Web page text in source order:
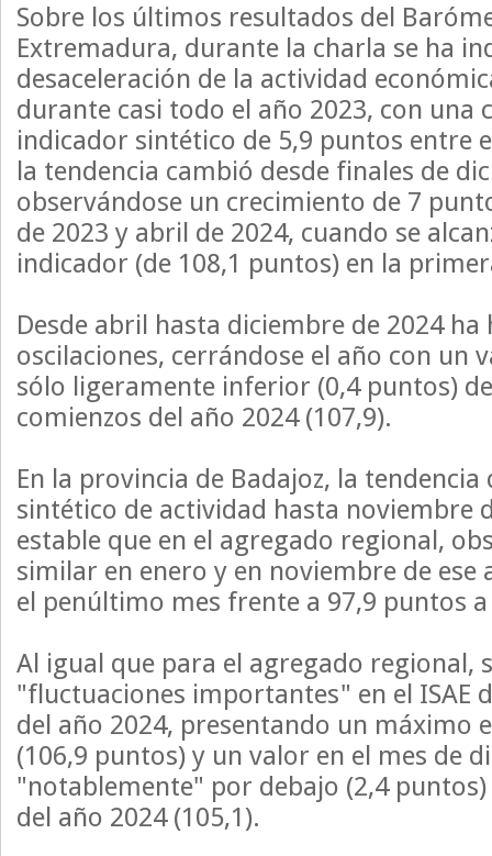
Sobre los últimos resultados del
Extremadura, durante la charla se ha
desaceleración de la actividad
durante casi todo el año 2023, con una
indicador sintético de 5,9 puntos entre
la tendencia cambió desde finales de
observándose un crecimiento de 7
de 2023 y abril de 2024, cuando se
indicador (de 108,1 puntos) en la
Desde abril hasta diciembre de 2024
oscilaciones, cerrándose el año con un
sólo ligeramente inferior (0,4 puntos)
comienzos del año 2024 (107,9).
En la provincia de Badajoz, la
sintético de actividad hasta noviembre
estable que en el agregado regional,
similar en enero y en noviembre de ese
el penúltimo mes frente a 97,9 puntos
Al igual que para el agregado regional,
"fluctuaciones importantes" en el ISAE
del año 2024, presentando un máximo
(106,9 puntos) y un valor en el mes de
"notablemente" por debajo (2,4
del año 2024 (105,1).